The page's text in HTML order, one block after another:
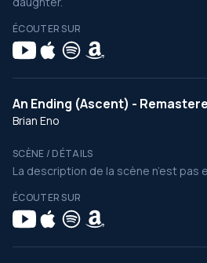
ÉCOUTER SUR
An Ending (Ascent) -
Brian Eno
SCÈNE / DÉTAILS
La description de la scène n’est pas
ÉCOUTER SUR